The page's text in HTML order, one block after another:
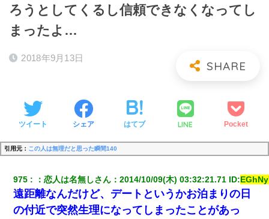
ろうとしてくるし信頼できなくなってし
まったよ…
2018年9月13日
ツイート シェア はてブ LINE Pocket
引用元： この人は無理だと思った瞬間140
975 ：恋人は名無しさん ：2014/10/09(木) 03:32:21.71 ID:
遠距離なんだけど、デートというかお泊まりの日
の付近で突然生理になってしまったことがあっ